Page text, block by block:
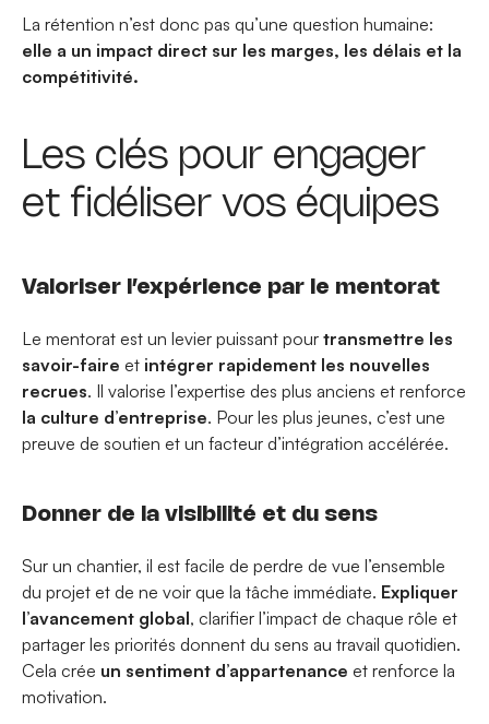
La rétention n’est donc pas qu’une question humaine:
elle a un impact direct sur les marges, les délais et la
compétitivité.
Les clés pour engager
et fidéliser vos équipes
Valoriser l’expérience par le mentorat
Le mentorat est un levier puissant pour transmettre les
savoir-faire et intégrer rapidement les nouvelles
recrues. Il valorise l’expertise des plus anciens et renforce
la culture d’entreprise. Pour les plus jeunes, c’est une
preuve de soutien et un facteur d’intégration accélérée.
Donner de la visibilité et du sens
Sur un chantier, il est facile de perdre de vue l’ensemble
du projet et de ne voir que la tâche immédiate. Expliquer
l’avancement global, clarifier l’impact de chaque rôle et
partager les priorités donnent du sens au travail quotidien.
Cela crée un sentiment d’appartenance et renforce la
motivation.